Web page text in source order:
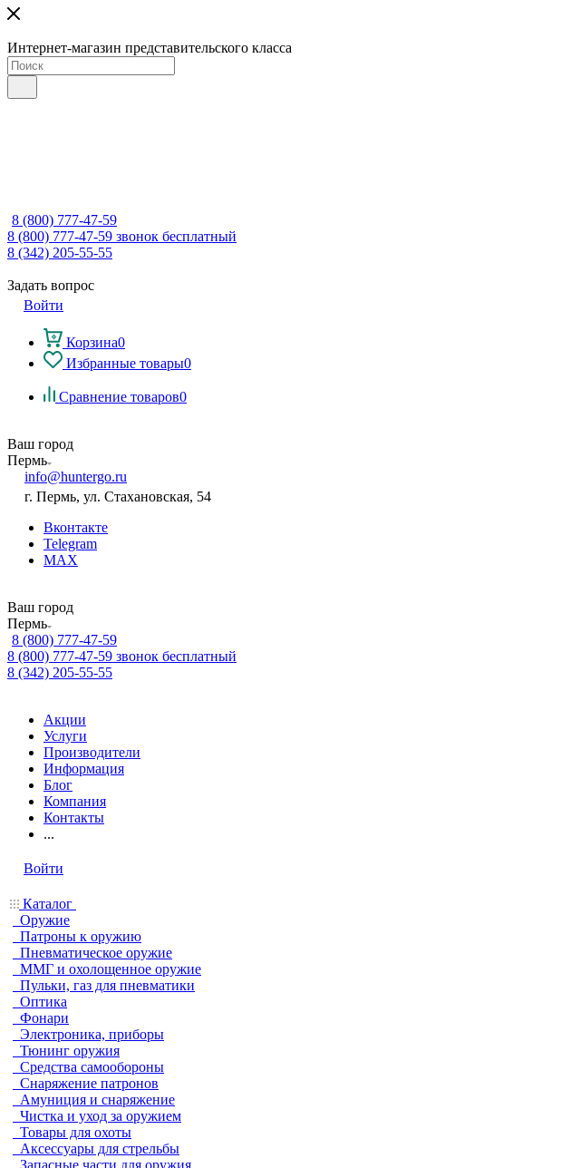
Интернет-магазин представительского класса
8 (800) 777-47-59
8 (800) 777-47-59 звонок бесплатный
8 (342) 205-55-55
Задать вопрос
Войти
Корзина0
Избранные товары0
Сравнение товаров0
Ваш город
Пермь
info@huntergo.ru
г. Пермь, ул. Стахановская, 54
Вконтакте
Telegram
MAX
Ваш город
Пермь
8 (800) 777-47-59
8 (800) 777-47-59 звонок бесплатный
8 (342) 205-55-55
Акции
Услуги
Производители
Информация
Блог
Компания
Контакты
...
Войти
Каталог
Оружие
Патроны к оружию
Пневматическое оружие
ММГ и охолощенное оружие
Пульки, газ для пневматики
Оптика
Фонари
Электроника, приборы
Тюнинг оружия
Средства самообороны
Снаряжение патронов
Амуниция и снаряжение
Чистка и уход за оружием
Товары для охоты
Аксессуары для стрельбы
Запасные части для оружия